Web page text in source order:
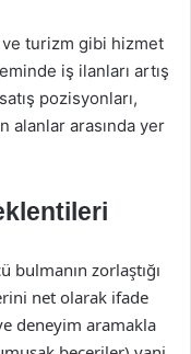
turizm gibi hizmet
iş ilanları artış
pozisyonları,
alanlar arasında yer
bulmanın zorlaştığı
net olarak ifade
deneyim aramakla